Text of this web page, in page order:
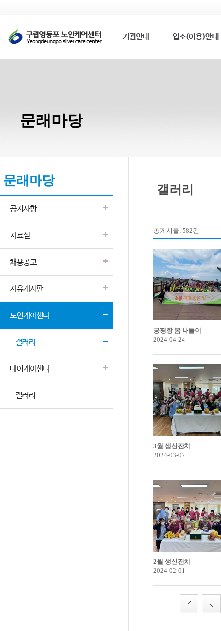
문래마당
문래마당
갤러리
총게시물: 582건
궁평항 봄 나들이
2024-04-24
3월 생신잔치
2024-03-07
2월 생신잔치
2024-02-01